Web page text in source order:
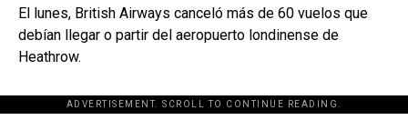
El lunes, British Airways canceló más de 60 vuelos que
debían llegar o partir del aeropuerto londinense de
Heathrow.
ADVERTISEMENT. SCROLL TO CONTINUE READING.